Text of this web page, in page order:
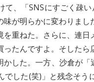
、「SNSにすごく疎
が明らかに変わりま
重ねた。さらに、連
たんですよ。そした
した。一方、沙倉が
した(笑)」と残念そ